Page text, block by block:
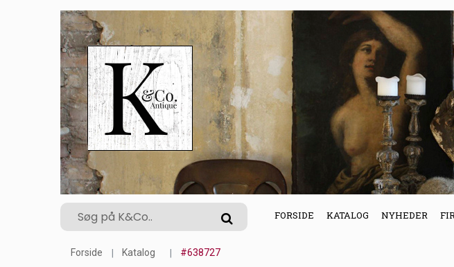
FORSIDE KATALOG NYHEDER
Forside Katalog #638727